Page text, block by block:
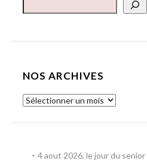
NOS ARCHIVES
4 aout 2026, le jour du